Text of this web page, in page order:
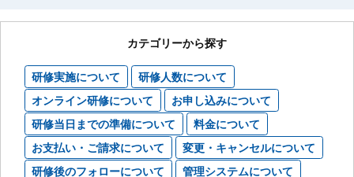
カテゴリーから探す
研修実施について
研修人数について
オンライン研修について
お申し込みについて
研修当日までの準備について
料金について
お支払い・ご請求について
変更・キャンセルについて
研修後のフォローについて
管理システムについて